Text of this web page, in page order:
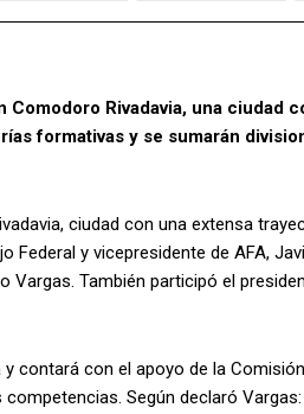
Rivadavia, una ciudad
formativas y se sumarán
ciudad con una extensa
Federal y vicepresidente de AFA,
Vargas. También participó el
contará con el apoyo de la
Según declaró Vargas: